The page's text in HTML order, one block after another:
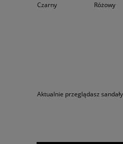
Czarny Różowy
Aktualnie przeglądasz